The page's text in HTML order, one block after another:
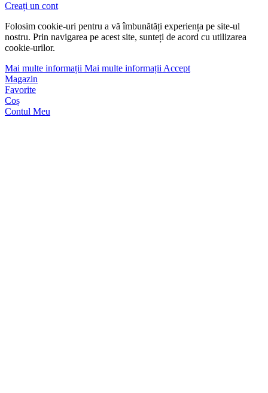
Creați un cont
Folosim cookie-uri pentru a vă îmbunătăți experiența pe site-ul
nostru. Prin navigarea pe acest site, sunteți de acord cu utilizarea
cookie-urilor.
Mai multe informații Mai multe informațiiAccept
Magazin
Favorite
Coș
Contul Meu